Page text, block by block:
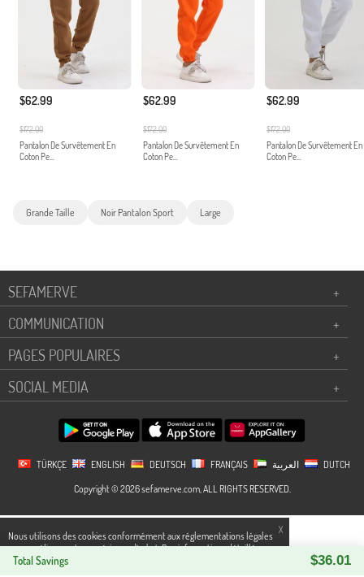
X
Nous utilisons des cookies conformément aux réglementations légales
pour améliorer votre expérience d`achat. Des informations détaillées
peuvent être consultées sur notre page,
$62.99
$172.00
Pantalon De Survêtement En
Coton Pe...
$62.99
$172.00
Pantalon De Survêtement En
Coton Pe...
$62.99
$172.00
Pantalon De Survêtement En
Coton Pe...
Grande Taille Noir Pantalon Sport Large
Total Savings $36.01
SEFAMERVE
+
COMMUNICATION
+
PAGES POPULAIRES
+
SOCIAL MEDIA
+
TÜRKÇE ENGLISH DEUTSCH FRANÇAIS
DUTCH
Copyright © 2026 sefamerve.com, ALL RIGHTS RESERVED.